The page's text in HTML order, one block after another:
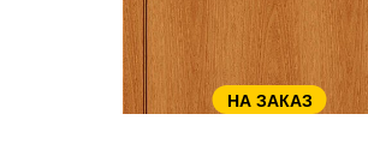
НА ЗАКАЗ